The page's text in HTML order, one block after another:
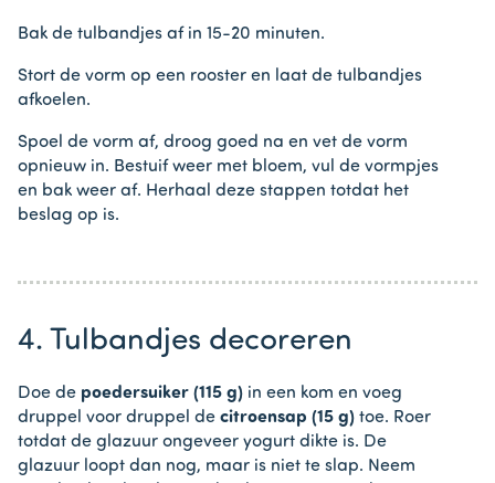
Bak de tulbandjes af in 15-20 minuten.
Stort de vorm op een rooster en laat de tulbandjes
afkoelen.
Spoel de vorm af, droog goed na en vet de vorm
opnieuw in. Bestuif weer met bloem, vul de vormpjes
en bak weer af. Herhaal deze stappen totdat het
beslag op is.
4. Tulbandjes decoreren
Doe de poedersuiker (115 g) in een kom en voeg
druppel voor druppel de citroensap (15 g) toe. Roer
totdat de glazuur ongeveer yogurt dikte is. De
glazuur loopt dan nog, maar is niet te slap. Neem